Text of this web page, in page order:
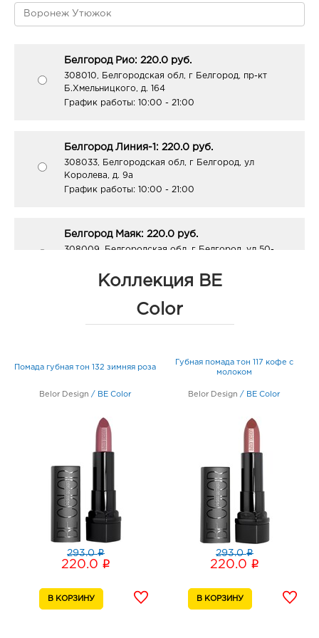
Белгород Рио: 220.0 руб.
308010, Белгородская обл, г Белгород, пр-кт
Б.Хмельницкого, д. 164
График работы: 10:00 - 21:00
Белгород Линия-1: 220.0 руб.
308033, Белгородская обл, г Белгород, ул
Королева, д. 9а
График работы: 10:00 - 21:00
Белгород Маяк: 220.0 руб.
308009, Белгородская обл, г Белгород, ул 50-
График работы:9:00 - 20:00
График работы:
9:00 - 21:00
308010, Белгородская обл, г Белгород, пр-кт
Б.Хмельницкого, д. 137т
График работы:
Белгород ост-ка Стадион: 220.0 руб.
308009, Белгородская обл, г Белгород, пр-кт
Б.Хмельницкого, соор. 50б
График работы:
308009, Белгородская обл, г Белгород, ул Попова,
д. 36
Коллекция BE
Color
Помада губная тон 132 зимняя роза
Belor Design / BE Color
293.0i
220.0 i
Губная помада тон 117 кофе с
молоком
Belor Design / BE Color
293.0i
220.0 i